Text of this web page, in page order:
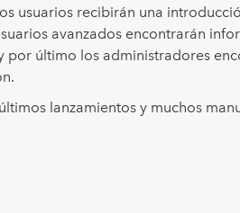
usuarios recibirán una
avanzados encontrarán
por último los administradores
lanzamientos y muchos